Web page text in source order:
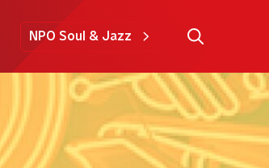
NPO Soul & Jazz